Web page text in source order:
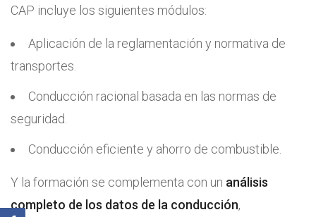
CAP incluye los siguientes módulos:
Aplicación de la reglamentación y normativa de
transportes.
Conducción racional basada en las normas de
seguridad.
Conducción eficiente y ahorro de combustible.
Y la formación se complementa con un análisis
completo de los datos de la conducción,